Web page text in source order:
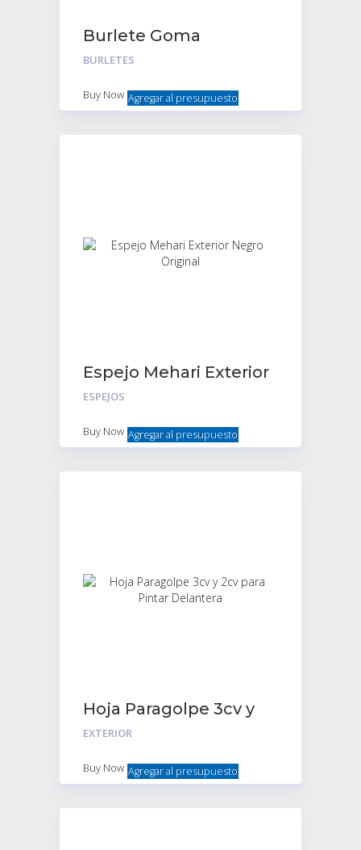
Burlete Goma
Ventilete
BURLETES
Buy Now Agregar al presupuesto
Espejo Mehari Exterior
Negro Original
ESPEJOS
Buy Now Agregar al presupuesto
Hoja Paragolpe 3cv y
2cv para Pintar
EXTERIOR
Buy Now Agregar al presupuesto